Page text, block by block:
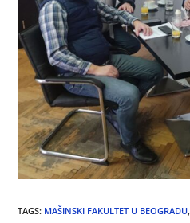
TAGS: MAŠINSKI FAKULTET U BEOGRADU,